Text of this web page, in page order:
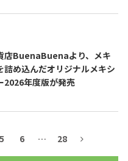
店BuenaBuenaより、メキ
詰め込んだオリジナルメキシ
2026年度版が発売
5 6 … 28